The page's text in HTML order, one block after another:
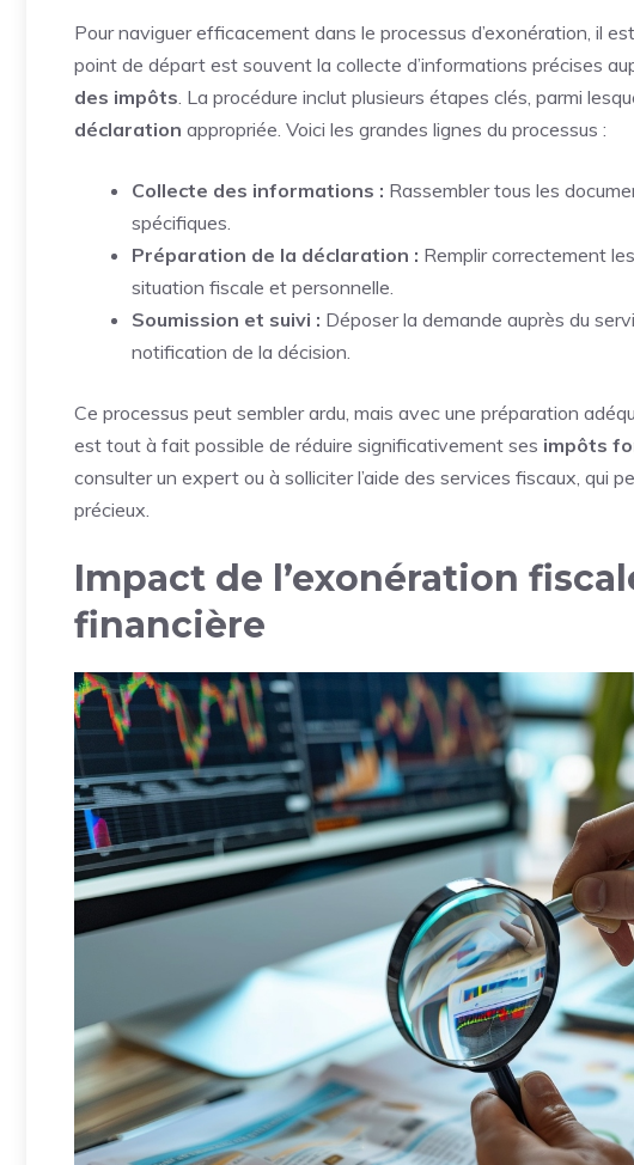
Pour naviguer efficacement dans le processus d’exonération, il
point de départ est souvent la collecte d’informations précises
des impôts . La procédure inclut plusieurs étapes clés, parmi
déclaration appropriée. Voici les grandes lignes du processus :
Collecte des informations : Rassembler tous les
spécifiques.
Préparation de la déclaration : Remplir correctement
situation fiscale et personnelle.
Soumission et suivi : Déposer la demande auprès du
notification de la décision.
Ce processus peut sembler ardu, mais avec une préparation
est tout à fait possible de réduire significativement ses impôts
consulter un expert ou à solliciter l’aide des services fiscaux, qui
précieux.
Impact de l’exonération
financière